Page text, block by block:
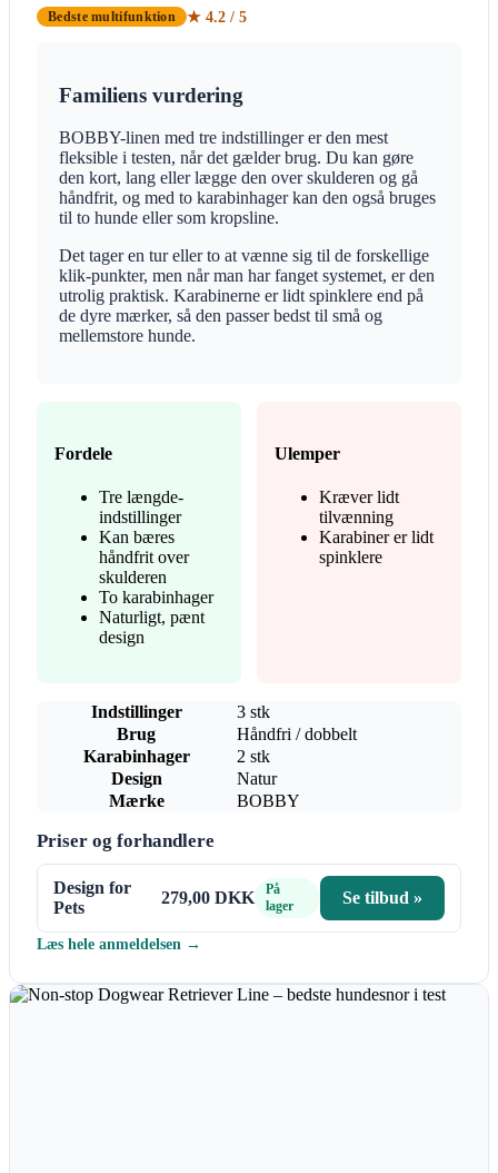
Bedste multifunktion ★ 4.2 / 5
Familiens vurdering
BOBBY-linen med tre indstillinger er den mest
fleksible i testen, når det gælder brug. Du kan gøre
den kort, lang eller lægge den over skulderen og gå
håndfrit, og med to karabinhager kan den også bruges
til to hunde eller som kropsline.
Det tager en tur eller to at vænne sig til de forskellige
klik-punkter, men når man har fanget systemet, er den
utrolig praktisk. Karabinerne er lidt spinklere end på
de dyre mærker, så den passer bedst til små og
mellemstore hunde.
Fordele
Tre længde-
indstillinger
Kan bæres
håndfrit over
skulderen
To karabinhager
Naturligt, pænt
design
Ulemper
Kræver lidt
tilvænning
Karabiner er lidt
spinklere
Indstillinger
3 stk
Brug
Håndfri / dobbelt
Karabinhager
2 stk
Design
Natur
Mærke
BOBBY
Priser og forhandlere
Design for
Pets
279,00 DKK
På
lager
Se tilbud »
Læs hele anmeldelsen →